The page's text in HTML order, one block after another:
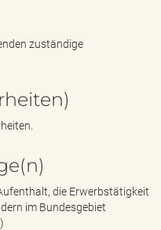
zuständige
die Erwerbstätigkeit
im Bundesgebiet